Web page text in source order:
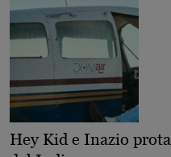
Hey Kid e Inazio